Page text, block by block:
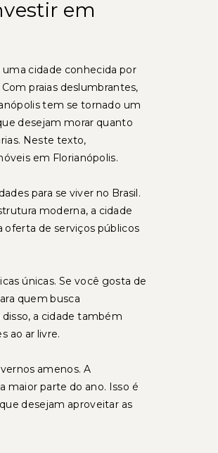
em
uma cidade conhecida por
praias deslumbrantes,
tem se tornado um
desejam morar quanto
Neste texto,
em Florianópolis.
para se viver no Brasil.
moderna, a cidade
oferta de serviços públicos
únicas. Se você gosta de
quem busca
a cidade também
ao ar livre.
amenos. A
maior parte do ano. Isso é
desejam aproveitar as